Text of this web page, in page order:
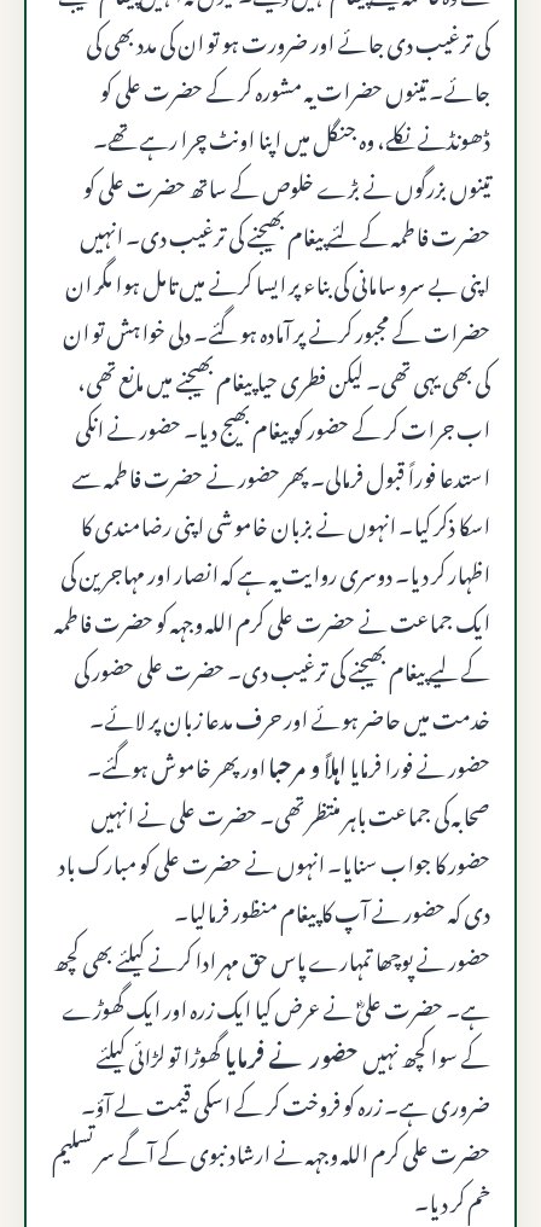
کی ترغیب دی جائے اور ضرورت ہو تو ان کی مدد بھی کی
جائے۔ تینوں حضرات یہ مشورہ کر کے حضرت علی کو
ڈھونڈنے نکلے، وہ جنگل میں اپنا اونٹ چرا رہے تھے۔
تینوں بزرگوں نے بڑے خلوص کے ساتھ حضرت علی کو
حضرت فاطمہ کے لئے پیغام بھیجنے کی ترغیب دی۔ انہیں
اپنی بے سرو سامانی کی بناء پر ایسا کرنے میں تامل ہوا مگر ان
حضرات کے مجبور کرنے پر آمادہ ہو گئے۔ دلی خواہش تو ان
کی بھی یہی تھی۔ لیکن فطری حیا پیغام بھیجنے میں مانع تھی،
اب جرات کر کے حضور کو پیغام بھیج دیا۔ حضور نے انکی
استدعا فوراً قبول فرمالی۔ پھر حضور نے حضرت فاطمہ سے
اسکا ذکر کیا۔ انہوں نے بزبان خاموشی اپنی رضامندی کا
اظہار کر دیا۔ دوسری روایت یہ ہے کہ انصار اور مہاجرین کی
ایک جماعت نے حضرت علی کرم الله وجہہ کو حضرت فاطمہ
کے لیے پیغام بھیجنے کی ترغیب دی۔ حضرت علی حضور کی
خدمت میں حاضر ہوئے اور حرف مدعا زبان پر لائے۔
حضور نے فورا فرمایااہلاً و مرحبااور پھر خاموش ہوگئے۔
صحابہ کی جماعت باہر منتظر تھی۔ حضرت علی نے انہیں
حضور کا جواب سنایا۔ انہوں نے حضرت علی کو مبارک باد
دی کہ حضور نے آپ کا پیغام منظور فرمالیا۔
حضور نے پوچھا تمہارے پاس حق مہر ادا کرنے کیلئے بھی کچھ
ہے۔ حضرت علیؓ نے عرض کیا ایک زرہ اور ایک گھوڑے
کے سوا کچھ نہیںحضور نے فرمایاگھوڑا تو لڑائی کیلئے
ضروری ہے۔ زرہ کو فروخت کر کے اسکی قیمت لے آؤ۔
حضرت علی کرم اللہ وجہہ نے ارشاد نبوی کے آگے سر تسلیم
خم کر دیا۔